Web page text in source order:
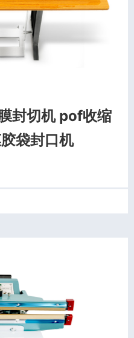
封切机 pof收缩
袋封口机